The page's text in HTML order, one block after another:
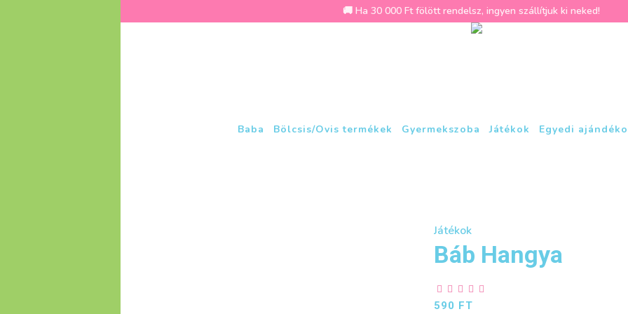
🚚 Ha 30 000 Ft fölött rendelsz, ingyen szállítjuk ki neked!
Baba Bölcsis/Ovis termékek Gyermekszoba Játékok Egyedi
Játékok
Báb Hangya
590 FT